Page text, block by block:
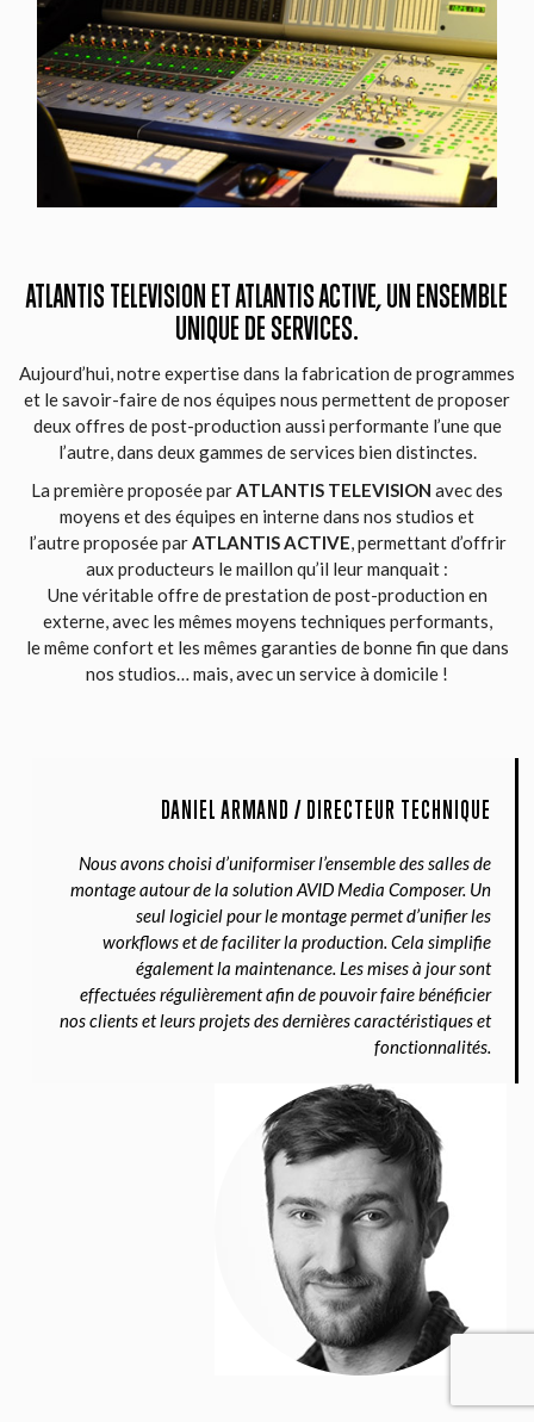
ATLANTIS TELEVISION ET ATLANTIS ACTIVE, UN ENSEMBLE
UNIQUE DE SERVICES.
Aujourd’hui, notre expertise dans la fabrication de programmes
et le savoir-faire de nos équipes nous permettent de proposer
deux offres de post-production aussi performante l’une que
l’autre, dans deux gammes de services bien distinctes.
La première proposée parATLANTIS TELEVISION avec des
moyens et des équipes en interne dans nos studios et
l’autre proposée parATLANTIS ACTIVE, permettant d’offrir
aux producteurs le maillon qu’il leur manquait :
Une véritable offre de prestation de post-production en
externe, avec les mêmes moyens techniques performants,
le même confort et les mêmes garanties de bonne fin que dans
nos studios… mais, avec un service à domicile !
DANIEL ARMAND / DIRECTEUR TECHNIQUE
Nous avons choisi d’uniformiser l’ensemble des salles de
montage autour de la solution AVID Media Composer. Un
seul logiciel pour le montage permet d’unifier les
workflows et de faciliter la production. Cela simplifie
également la maintenance. Les mises à jour sont
effectuées régulièrement afin de pouvoir faire bénéficier
nos clients et leurs projets des dernières caractéristiques et
fonctionnalités.